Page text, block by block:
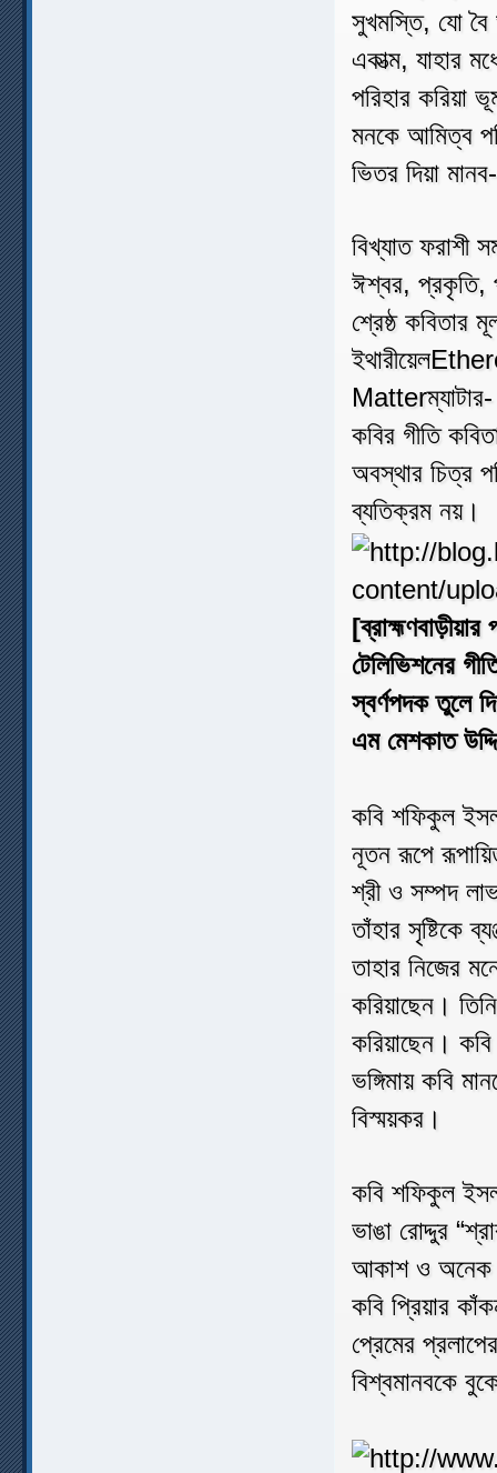
সুখমস্তি, যো বৈ
একাত্ম, যাহার
পরিহার করিয়া
মনকে আমিত্ব
ভিতর দিয়া
বিখ্যাত ফরাশী
ঈশ্বর, প্রকৃতি,
শ্রেষ্ঠ কবিতার
Matterম্যাটার-
কবির গীতি
অবস্থার চিত্র
ব্যতিক্রম নয়।
টেলিভিশনের
স্বর্ণপদক তুলে
এম মেশকাত
কবি শফিকুল
নূতন রূপে
শ্রী ও সম্পদ
তাঁহার সৃষ্টিকে
তাহার নিজের
করিয়াছেন।
করিয়াছেন।
ভঙ্গিমায় কবি
বিস্ময়কর।
কবি শফিকুল
ভাঙা রোদ্দুর
আকাশ ও অনেক
কবি প্রিয়ার
প্রেমের
বিশ্বমানবকে